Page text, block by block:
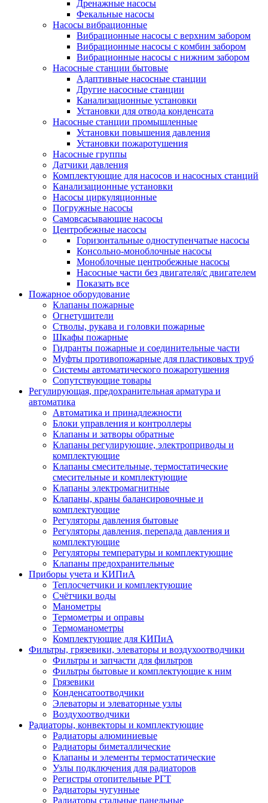
Дренажные насосы
Фекальные насосы
Насосы вибрационные
Вибрационные насосы с верхним забором
Вибрационные насосы с комбин забором
Вибрационные насосы с нижним забором
Насосные станции бытовые
Адаптивные насосные станции
Другие насосные станции
Канализационные установки
Установки для отвода конденсата
Насосные станции промышленные
Установки повышения давления
Установки пожаротушения
Насосные группы
Датчики давления
Комплектующие для насосов и насосных станций
Канализационные установки
Насосы циркуляционные
Погружные насосы
Самовсасывающие насосы
Центробежные насосы
Горизонтальные одноступенчатые насосы
Консольно-моноблочные насосы
Моноблочные центробежные насосы
Насосные части без двигателя/с двигателем
Показать все
Пожарное оборудование
Клапаны пожарные
Огнетушители
Стволы, рукава и головки пожарные
Шкафы пожарные
Гидранты пожарные и соединительные части
Муфты противопожарные для пластиковых труб
Системы автоматического пожаротушения
Сопутствующие товары
Регулирующая, предохранительная арматура и
автоматика
Автоматика и принадлежности
Блоки управления и контроллеры
Клапаны и затворы обратные
Клапаны регулирующие, электроприводы и
комплектующие
Клапаны смесительные, термостатические
смесительные и комплектующие
Клапаны электромагнитные
Клапаны, краны балансировочные и
комплектующие
Регуляторы давления бытовые
Регуляторы давления, перепада давления и
комплектующие
Регуляторы температуры и комплектующие
Клапаны предохранительные
Приборы учета и КИПиА
Теплосчетчики и комплектующие
Счётчики воды
Манометры
Термометры и оправы
Термоманометры
Комплектующие для КИПиА
Фильтры, грязевики, элеваторы и воздухоотводчики
Фильтры и запчасти для фильтров
Фильтры бытовые и комплектующие к ним
Грязевики
Конденсатоотводчики
Элеваторы и элеваторные узлы
Воздухоотводчики
Радиаторы, конвекторы и комплектующие
Радиаторы алюминиевые
Радиаторы биметаллические
Клапаны и элементы термостатические
Узлы подключения для радиаторов
Регистры отопительные РГТ
Радиаторы чугунные
Радиаторы стальные панельные